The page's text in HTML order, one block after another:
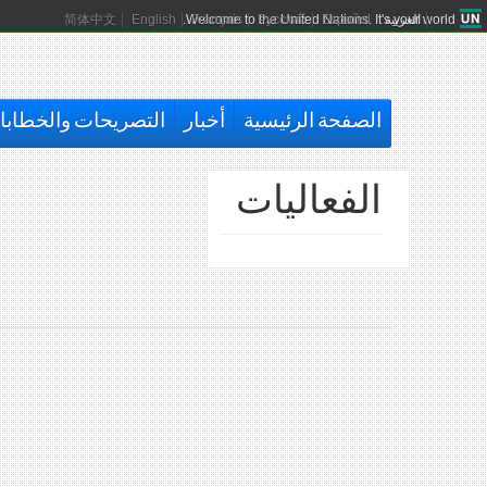
Welcome to the United Nations. It's your world.
العربية 简体中文 English Français Русский Español
الصفحة الرئيسية أخبار التصريحات
الفعاليات